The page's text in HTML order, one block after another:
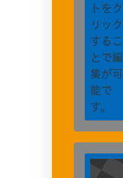
トをク
リック
するこ
とで編
集が可
能で
す。